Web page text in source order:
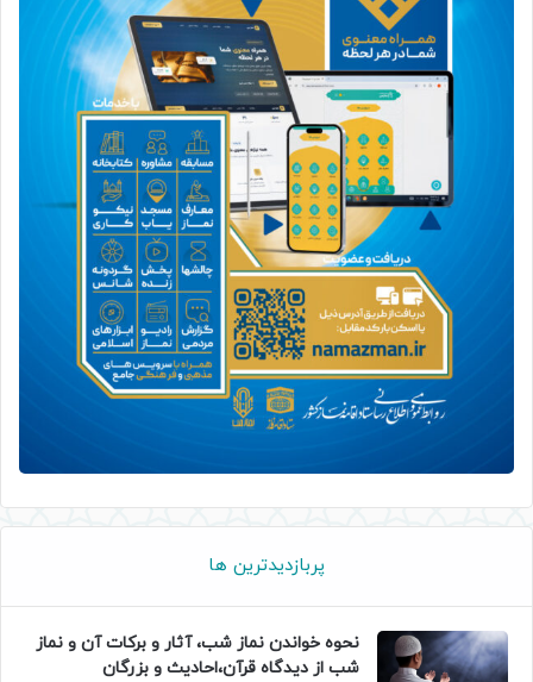
پربازدیدترین ها
نحوه خواندن نماز شب، آثار و برکات آن و نماز
شب از دیدگاه قرآن،احادیث و بزرگان